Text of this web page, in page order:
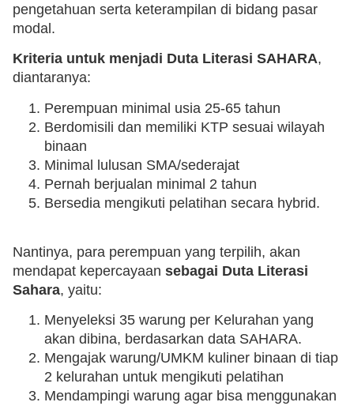
pengetahuan serta keterampilan di bidang pasar
modal.
Kriteria untuk menjadi Duta Literasi SAHARA,
diantaranya:
Perempuan minimal usia 25-65 tahun
Berdomisili dan memiliki KTP sesuai wilayah
binaan
Minimal lulusan SMA/sederajat
Pernah berjualan minimal 2 tahun
Bersedia mengikuti pelatihan secara hybrid.
Nantinya, para perempuan yang terpilih, akan
mendapat kepercayaan sebagai Duta Literasi
Sahara, yaitu:
Menyeleksi 35 warung per Kelurahan yang
akan dibina, berdasarkan data SAHARA.
Mengajak warung/UMKM kuliner binaan di tiap
2 kelurahan untuk mengikuti pelatihan
Mendampingi warung agar bisa menggunakan